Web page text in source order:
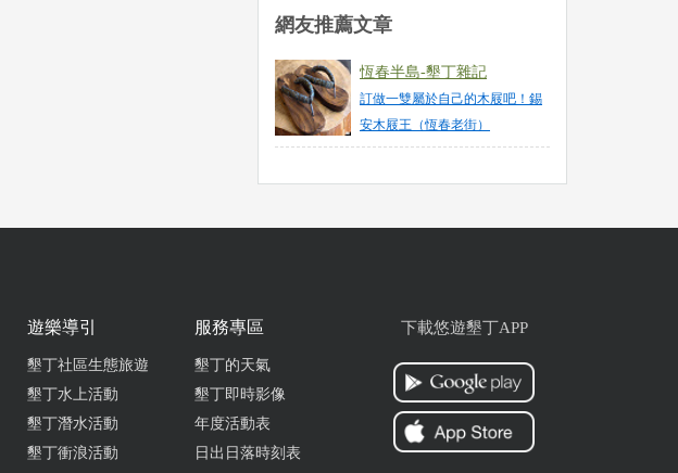
from google
甕的木屐軟一點,推薦給喜
網友推薦文章
恆春半島-墾丁雜記
訂做一雙屬於自己的木屐吧！錫
安木屐王（恆春老街）
遊樂導引
墾丁社區生態旅遊
墾丁水上活動
墾丁潛水活動
墾丁衝浪活動
服務專區
墾丁的天氣
墾丁即時影像
年度活動表
日出日落時刻表
下載悠遊墾丁APP